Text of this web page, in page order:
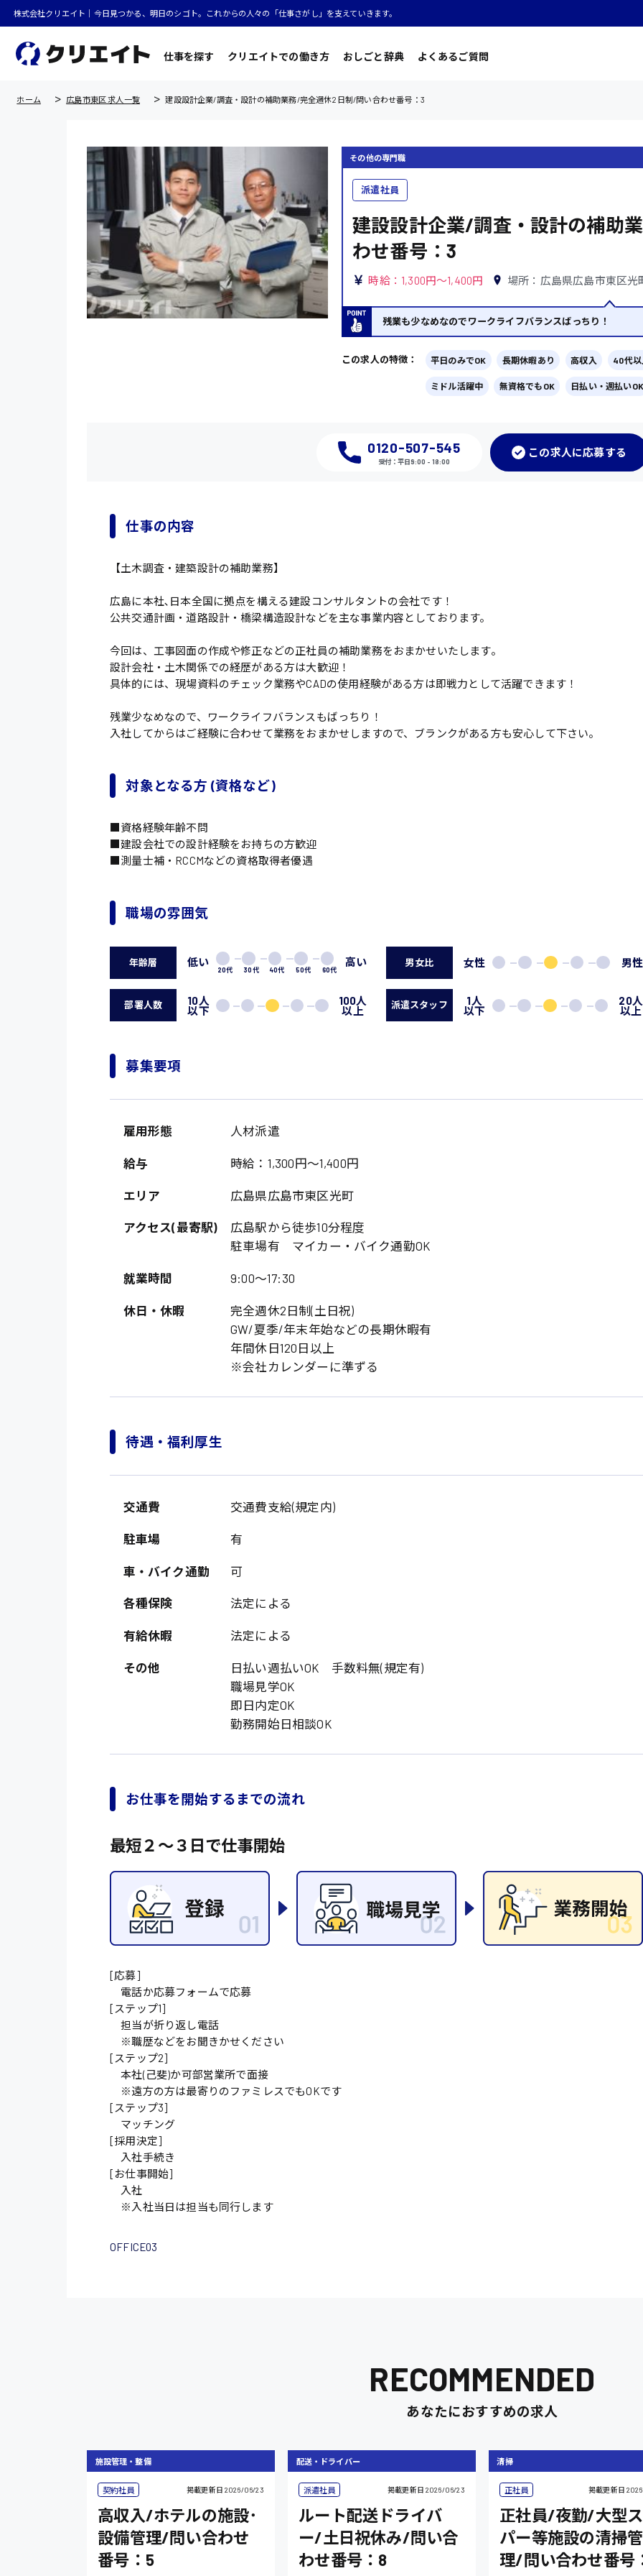
株式会社クリエイト｜今日見つかる、明日のシゴト。これからの人々の「仕事さがし」を支えていきます。
仕事を探す クリエイトでの働き方 おしごと辞典 よくあるご質問
軽作業
介護・医療系
医師
オフィスワーク系
貿易事務
総務事務 経理事務
医療事務
IT・クリエイティブ系
経営企画
接客 調理 洗い場
ラウンダー営業 ルート営業
その他の専門職
配送・ドライバー
広島市佐伯区
廿日市市
熊本県
愛知県 宮城県
千葉県
鳥取県
時給1200円～
時給制すべて
日給制すべて
時給1300円〜
ホーム 広島市東区 求人一覧 建設設計企業/調査・設計の補助業務/完全週休2日制/問い合わせ番号：3
その他の専門職
派遣社員
建設設計企業/調査・設計の補助
わせ番号：3
時給：1,300円～1,400円 場所：広島県広島市東区光
残業も少なめなのでワークライフバランスばっちり！
この求人の特徴： 平日のみでOK 長期休暇あり 高収入 40代
ミドル活躍中 無資格でもOK 日払い・週払いOK
0120-507-545
受付：平日9:00 - 18:00
この求人に応募する
仕事の内容
【土木調査・建築設計の補助業務】
広島に本社､日本全国に拠点を構える建設コンサルタントの会社です！
公共交通計画・道路設計・橋梁構造設計などを主な事業内容としております。
今回は、工事図面の作成や修正などの正社員の補助業務をおまかせいたします。
設計会社・土木関係での経歴がある方は大歓迎！
具体的には、現場資料のチェック業務やCADの使用経験がある方は即戦力として活躍できます！
残業少なめなので、ワークライフバランスもばっちり！
入社してからはご経験に合わせて業務をおまかせしますので、ブランクがある方も安心して下さい。
対象となる方 (資格など)
■資格経験年齢不問
■建設会社での設計経験をお持ちの方歓迎
■測量士補・RCCMなどの資格取得者優遇
職場の雰囲気
年齢層 低い
20代 30代 40代 50代 60代
高い 男女比 女性 男性
部署人数 10人
以下
100人
以上 派遣スタッフ 1人
以下
20人
以上
募集要項
雇用形態 人材派遣
給与 時給：1,300円～1,400円
エリア 広島県広島市東区光町
アクセス(最寄駅)
広島駅から徒歩10分程度
駐車場有 マイカー・バイク通勤OK
就業時間 9:00〜17:30
休日・休暇
完全週休2日制(土日祝)
GW/夏季/年末年始などの長期休暇有
年間休日120日以上
※会社カレンダーに準ずる
待遇・福利厚生
交通費 交通費支給(規定内)
駐車場 有
車・バイク通勤 可
各種保険 法定による
有給休暇 法定による
その他
日払い週払いOK 手数料無(規定有)
職場見学OK
即日内定OK
勤務開始日相談OK
お仕事を開始するまでの流れ
最短２〜３日で仕事開始
[応募]
電話か応募フォームで応募
[ステップ1]
担当が折り返し電話
※職歴などをお聞きかせください
[ステップ2]
本社(己斐)か可部営業所で面接
※遠方の方は最寄りのファミレスでもOKです
[ステップ3]
マッチング
[採用決定]
入社手続き
[お仕事開始]
入社
※入社当日は担当も同行します
OFFICE03
RECOMMENDED
あなたにおすすめの求人
施設管理・整備
契約社員 掲載更新日 2026/06/23
高収入/ホテルの施設･
設備管理/問い合わせ
番号：5
配送・ドライバー
派遣社員 掲載更新日 2026/06/23
ルート配送ドライバ
ー/土日祝休み/問い合
わせ番号：8
清掃
正社員 掲載更新日
正社員/夜勤/大型
パー等施設の清掃管
理/問い合わせ番号